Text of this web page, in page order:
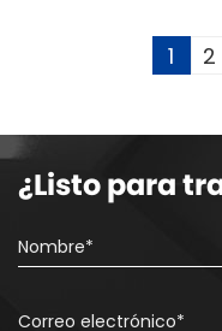
1 2
¿Listo para